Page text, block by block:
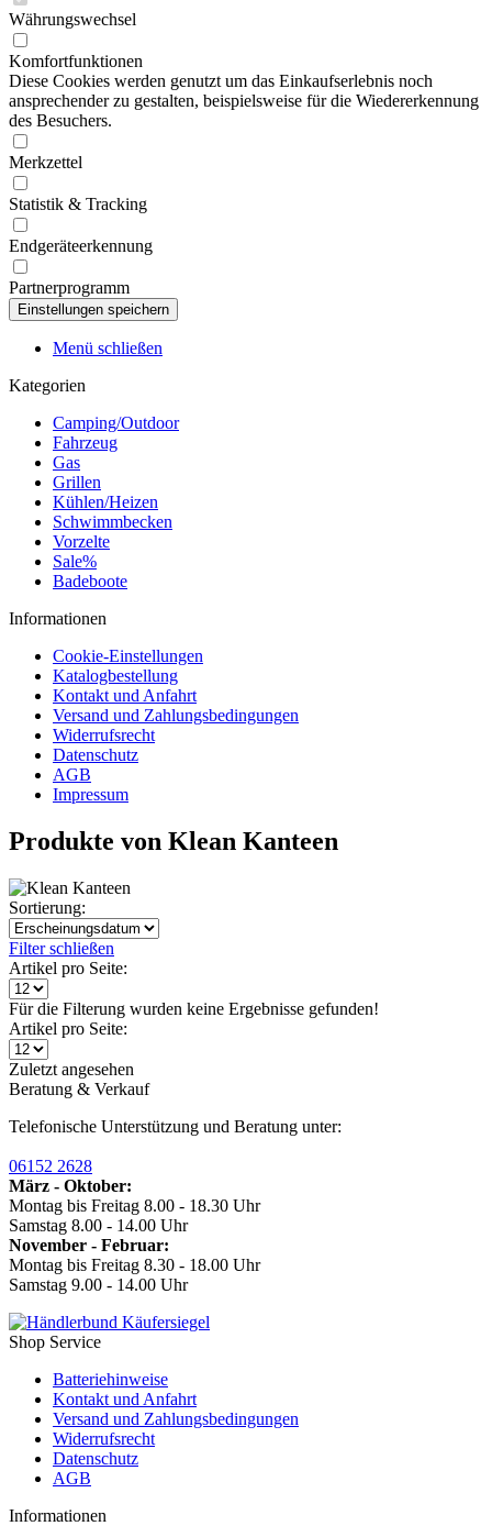
Währungswechsel
Komfortfunktionen
Diese Cookies werden genutzt um das Einkaufserlebnis noch
ansprechender zu gestalten, beispielsweise für die Wiedererkennung
des Besuchers.
Merkzettel
Statistik & Tracking
Endgeräteerkennung
Partnerprogramm
Menü schließen
Kategorien
Camping/Outdoor
Fahrzeug
Gas
Grillen
Kühlen/Heizen
Schwimmbecken
Vorzelte
Sale%
Badeboote
Informationen
Cookie-Einstellungen
Katalogbestellung
Kontakt und Anfahrt
Versand und Zahlungsbedingungen
Widerrufsrecht
Datenschutz
AGB
Impressum
Produkte von Klean Kanteen
Sortierung:
Filter schließen
Artikel pro Seite:
Für die Filterung wurden keine Ergebnisse gefunden!
Artikel pro Seite:
Zuletzt angesehen
Beratung & Verkauf
Telefonische Unterstützung und Beratung unter:
06152 2628
März - Oktober:
Montag bis Freitag 8.00 - 18.30 Uhr
Samstag 8.00 - 14.00 Uhr
November - Februar:
Montag bis Freitag 8.30 - 18.00 Uhr
Samstag 9.00 - 14.00 Uhr
Shop Service
Batteriehinweise
Kontakt und Anfahrt
Versand und Zahlungsbedingungen
Widerrufsrecht
Datenschutz
AGB
Informationen